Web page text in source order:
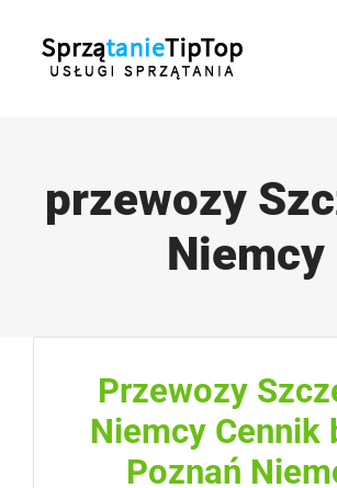
przewozy
Niemcy
Przewozy
Niemcy Cennik
Poznań